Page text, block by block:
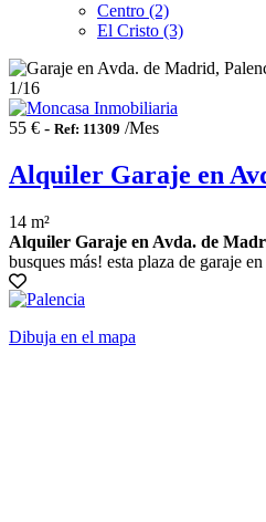
Centro (2)
El Cristo (3)
1/16
55 € - Ref: 11309 /Mes
Alquiler Garaje en
14 m²
Alquiler Garaje en Avda. de
busques más! esta plaza de garaje
Dibuja en el mapa